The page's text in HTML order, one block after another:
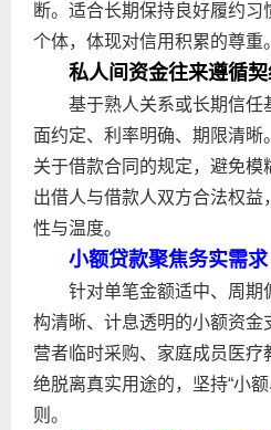
断。适合长期保持良好履约
个体，体现对信用积累的尊重。
私人间资金往来遵循
基于熟人关系或长期信任
面约定、利率明确、期限清
关于借款合同的规定，避免
出借人与借款人双方合法权益
性与温度。
小额贷款聚焦务实需求
针对单笔金额适中、周期
构清晰、计息透明的小额资金
营者临时采购、家庭成员医疗
绝脱离真实用途的，坚持“小
则。